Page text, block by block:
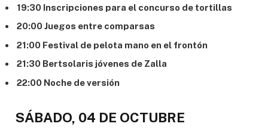
19:30 Inscripciones para el concurso de tortillas
20:00 Juegos entre comparsas
21:00 Festival de pelota mano en el frontón
21:30 Bertsolaris jóvenes de Zalla
22:00 Noche de versión
SÁBADO, 04 DE OCTUBRE